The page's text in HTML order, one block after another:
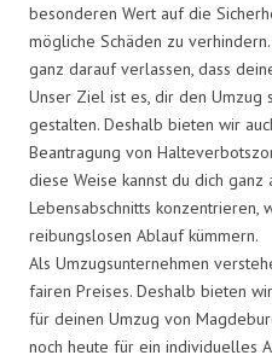
besonderen Wert auf die
mögliche Schäden zu
ganz darauf verlassen, dass
Unser Ziel ist es, dir den Umzug
gestalten. Deshalb bieten wir
Beantragung von
diese Weise kannst du dich
Lebensabschnitts konzentrieren,
reibungslosen Ablauf kümmern.
Als Umzugsunternehmen
fairen Preises. Deshalb bieten
für deinen Umzug von
noch heute für ein individuelles